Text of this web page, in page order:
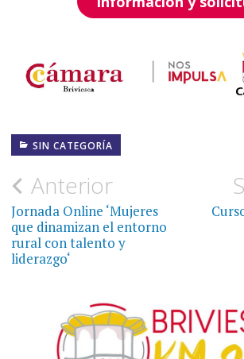
SIN CATEGORÍA
Navegación
de
entradas
Anterior
Jornada Online ‘Mujeres
que dinamizan el entorno
rural con talento y
liderazgo‘